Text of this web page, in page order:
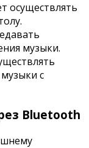
осуществлять
музыки.
с
Bluetooth